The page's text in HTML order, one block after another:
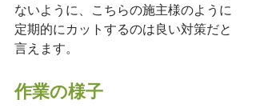
ないように、こちらの施主様のように
定期的にカットするのは良い対策だと
言えます。
作業の様子